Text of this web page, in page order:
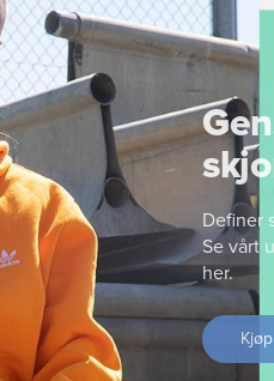
Definer
Se vårt
her.